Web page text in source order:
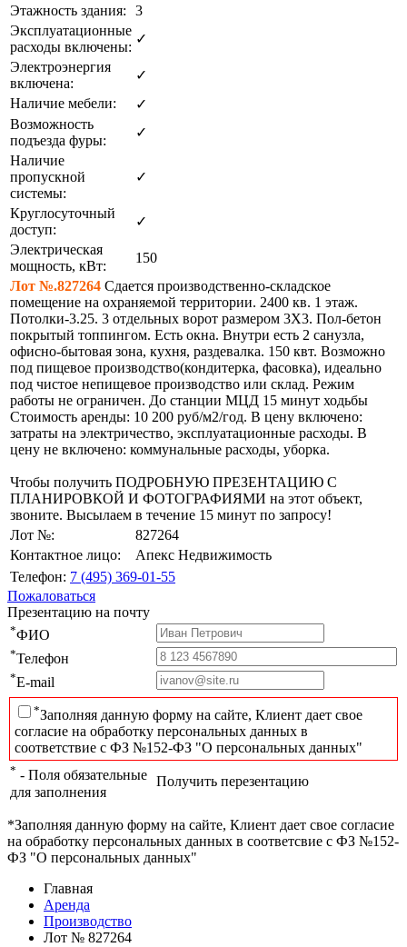
Этажность здания:
3
Эксплуатационные
расходы включены:
✓
Электроэнергия
включена:
✓
Наличие мебели:
✓
Возможность
подъезда фуры:
✓
Наличие
пропускной
системы:
✓
Круглосуточный
доступ:
✓
Электрическая
мощность, кВт:
150
Лот №.827264 Сдается производственно-складское
помещение на охраняемой территории. 2400 кв. 1 этаж.
Потолки-3.25. 3 отдельных ворот размером 3Х3. Пол-бетон
покрытый топпингом. Есть окна. Внутри есть 2 санузла,
офисно-бытовая зона, кухня, раздевалка. 150 квт. Возможно
под пищевое производство(кондитерка, фасовка), идеально
под чистое непищевое производство или склад. Режим
работы не ограничен. До станции МЦД 15 минут ходьбы
Стоимость аренды: 10 200 руб/м2/год. В цену включено:
затраты на электричество, эксплуатационные расходы. В
цену не включено: коммунальные расходы, уборка.
Чтобы получить ПОДРОБНУЮ ПРЕЗЕНТАЦИЮ С
ПЛАНИРОВКОЙ И ФОТОГРАФИЯМИ на этот объект,
звоните. Высылаем в течение 15 минут по запросу!
Лот №:
827264
Контактное лицо:
Апекс Недвижимость
Телефон: 7 (495) 369-01-55
Пожаловаться
Презентацию на почту
*ФИО
*Телефон
*E-mail
*Заполняя данную форму на сайте, Клиент дает свое
согласие на обработку персональных данных в
соответствие с ФЗ №152-ФЗ "О персональных данных"
* - Поля обязательные
для заполнения
Получить перезентацию
*Заполняя данную форму на сайте, Клиент дает свое согласие
на обработку персональных данных в соответсвие с ФЗ №152-
ФЗ "О персональных данных"
Главная
Аренда
Производство
Лот № 827264